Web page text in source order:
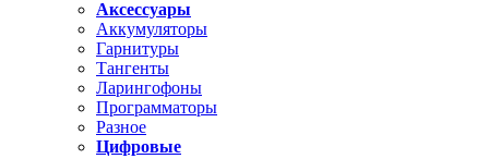
Аксессуары
Аккумуляторы
Гарнитуры
Тангенты
Ларингофоны
Программаторы
Разное
Цифровые